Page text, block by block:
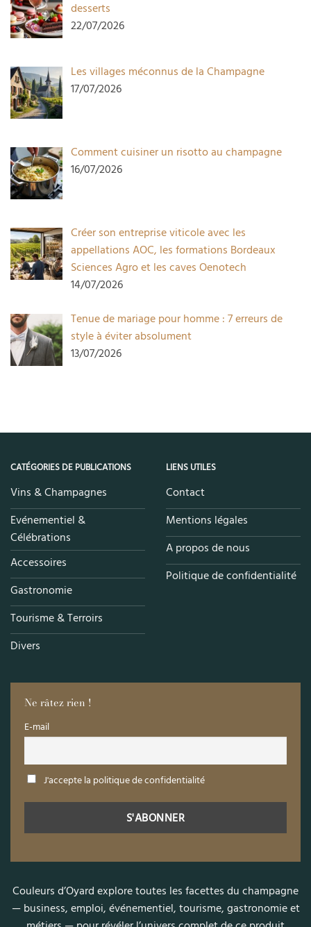
desserts
22/07/2026
Les villages méconnus de la Champagne
17/07/2026
Comment cuisiner un risotto au champagne
16/07/2026
Créer son entreprise viticole avec les
appellations AOC, les formations Bordeaux
Sciences Agro et les caves Oenotech
14/07/2026
Tenue de mariage pour homme : 7 erreurs de
style à éviter absolument
13/07/2026
CATÉGORIES DE PUBLICATIONS
Vins & Champagnes
Evénementiel &
Célébrations
Accessoires
Gastronomie
Tourisme & Terroirs
Divers
LIENS UTILES
Contact
Mentions légales
A propos de nous
Politique de confidentialité
Ne râtez rien !
E-mail
J'accepte la politique de confidentialité
Couleurs d’Oyard explore toutes les facettes du champagne
— business, emploi, événementiel, tourisme, gastronomie et